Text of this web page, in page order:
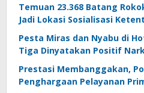
Temuan 23.368 Batang
Jadi Lokasi Sosialisasi
Pesta Miras dan Nyabu di
Tiga Dinyatakan Positif
Prestasi Membanggakan,
Penghargaan Pelayanan